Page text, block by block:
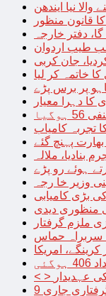
نیا ایندھن
قانون منظور
دفتر خارجہ
طیب اردوان
جان کربی
پر برس پڑے
کا دہرا معیار
تجربہ کامیاب
پہنچ گئے
بنادیا، ملالہ
ہوئے رو پڑے
وزیر خا رجہ
بڑی کامیابی
منظوری دیدی
ملزم گرفتار
سربراہ حماس
امریکا
عہدیدار